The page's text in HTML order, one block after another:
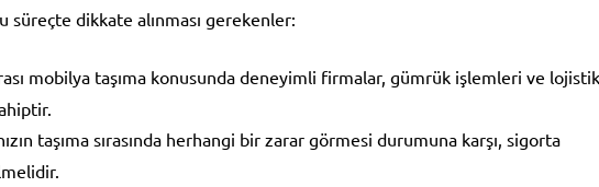
süreçte dikkate alınması gerekenler:
mobilya taşıma konusunda deneyimli firmalar, gümrük işlemleri ve lojistik
taşıma sırasında herhangi bir zarar görmesi durumuna karşı, sigorta